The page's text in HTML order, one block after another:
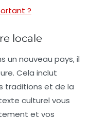
?
locale
un nouveau pays, il
Cela inclut
traditions et de la
culturel vous
et vos